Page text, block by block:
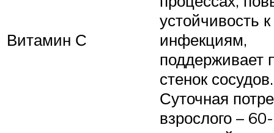
Витамин С
устойчивость к
инфекциям,
поддерживает
стенок сосудов.
Суточная
взрослого –